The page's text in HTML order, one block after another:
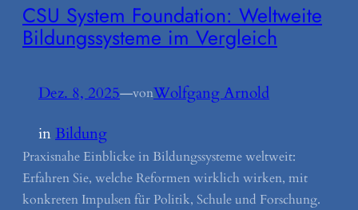
CSU System Foundation: Weltweite
Bildungssysteme im Vergleich
Dez. 8, 2025—vonWolfgang Arnold
inBildung
Praxisnahe Einblicke in Bildungssysteme weltweit:
Erfahren Sie, welche Reformen wirklich wirken, mit
konkreten Impulsen für Politik, Schule und Forschung.